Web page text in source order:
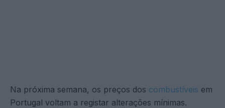
Na próxima semana, os preços dos combustíveis em
Portugal voltam a registar alterações mínimas.